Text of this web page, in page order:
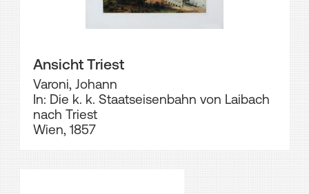
Ansicht Triest
Varoni, Johann
In: Die k. k. Staatseisenbahn von Laibach
nach Triest
Wien, 1857